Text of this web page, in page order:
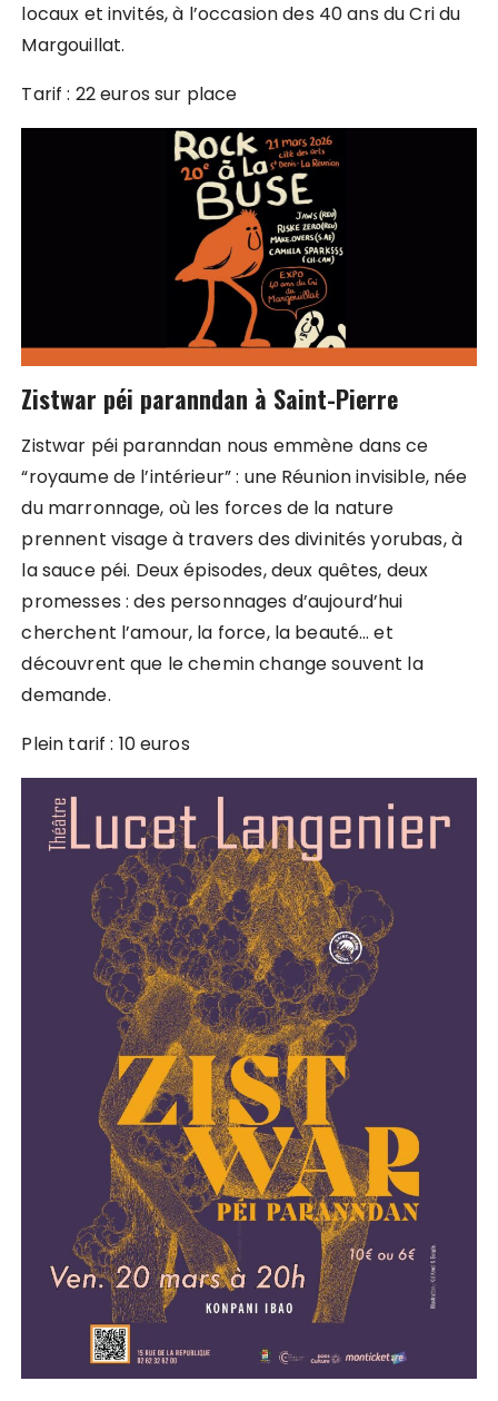
locaux et invités, à l’occasion des 40 ans du Cri du
Margouillat.
Tarif : 22 euros sur place
Zistwar péi paranndan à Saint-Pierre
Zistwar péi paranndan nous emmène dans ce
“royaume de l’intérieur” : une Réunion invisible, née
du marronnage, où les forces de la nature
prennent visage à travers des divinités yorubas, à
la sauce péi. Deux épisodes, deux quêtes, deux
promesses : des personnages d’aujourd’hui
cherchent l’amour, la force, la beauté… et
découvrent que le chemin change souvent la
demande.
Plein tarif : 10 euros